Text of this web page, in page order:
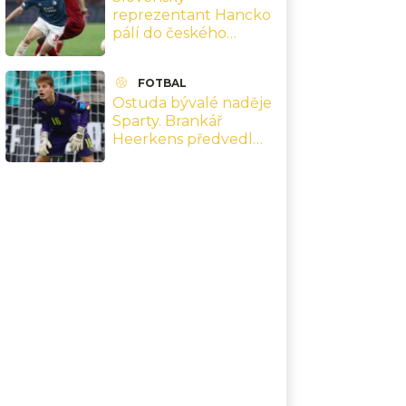
reprezentant Hancko
pálí do českého
FOTBAL
Ostuda bývalé naděje
Sparty. Brankář
Heerkens předvedl